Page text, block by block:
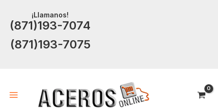
contenido
¡Llamanos!
(871)193-7074
(871)193-7075